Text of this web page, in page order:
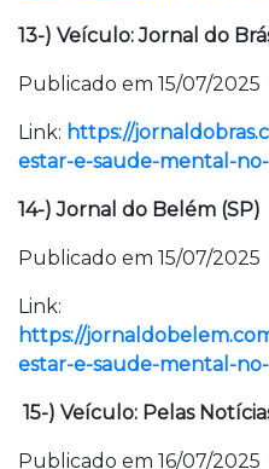
13-) Veículo: Jornal do
Publicado em 15/07/2025
Link: https://
estar-e-saude-mental-
14-) Jornal do Belém (SP)
Publicado em 15/07/2025
Link:
https://
estar-e-saude-mental-
15-) Veículo: Pelas
Publicado em 16/07/2025